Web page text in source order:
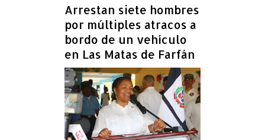
Arrestan siete hombres
por múltiples atracos a
bordo de un vehículo
en Las Matas de Farfán